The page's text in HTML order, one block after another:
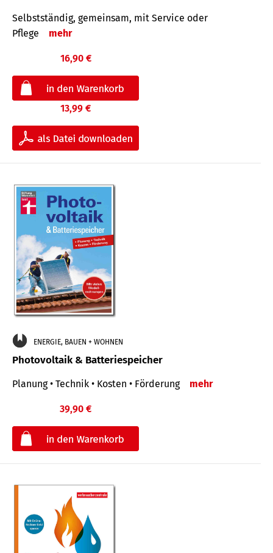
Selbstständig, gemeinsam, mit Service oder
Pflege
mehr
16,90 €
13,99 €
ENERGIE, BAUEN + WOHNEN
Photovoltaik & Batteriespeicher
Planung • Technik • Kosten • Förderung mehr
39,90 €